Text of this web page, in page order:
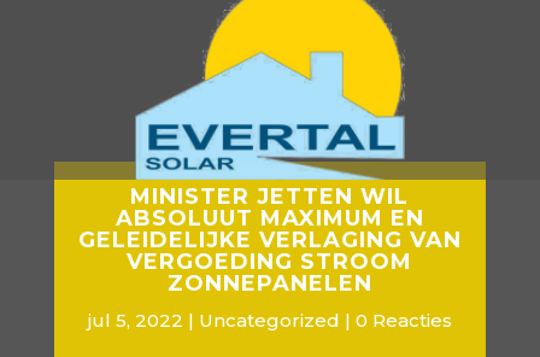
MINISTER JETTEN WIL
ABSOLUUT MAXIMUM EN
GELEIDELIJKE VERLAGING VAN
VERGOEDING STROOM
ZONNEPANELEN
jul 5, 2022 Uncategorized 0 Reacties